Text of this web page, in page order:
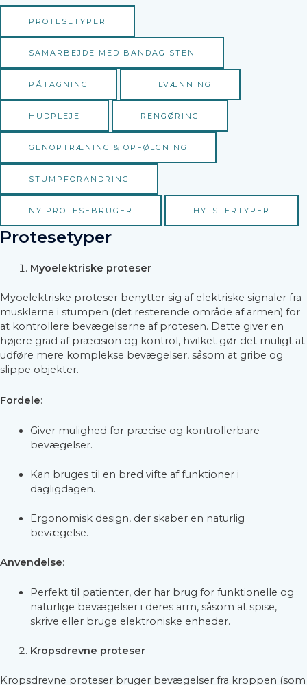
PROTESETYPER
SAMARBEJDE MED BANDAGISTEN
PÅTAGNING TILVÆNNING
HUDPLEJE RENGØRING
GENOPTRÆNING & OPFØLGNING
STUMPFORANDRING
NY PROTESEBRUGER HYLSTERTYPER
Protesetyper
Myoelektriske proteser
Myoelektriske proteser benytter sig af elektriske signaler fra
musklerne i stumpen (det resterende område af armen) for
at kontrollere bevægelserne af protesen. Dette giver en
højere grad af præcision og kontrol, hvilket gør det muligt at
udføre mere komplekse bevægelser, såsom at gribe og
slippe objekter.
Fordele:
Giver mulighed for præcise og kontrollerbare
bevægelser.
Kan bruges til en bred vifte af funktioner i
dagligdagen.
Ergonomisk design, der skaber en naturlig
bevægelse.
Anvendelse:
Perfekt til patienter, der har brug for funktionelle og
naturlige bevægelser i deres arm, såsom at spise,
skrive eller bruge elektroniske enheder.
Kropsdrevne proteser
Kropsdrevne proteser bruger bevægelser fra kroppen (som